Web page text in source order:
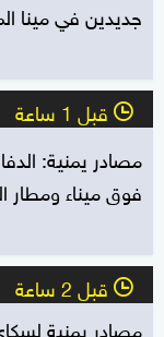
جديدين في مينا
l قبل 1 ساعة
مصادر يمنية:
فوق ميناء ومطار
l قبل 2 ساعة